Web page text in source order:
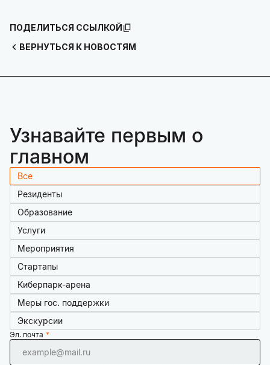
ВЕРНУТЬСЯ К НОВОСТЯМ
ПОДЕЛИТЬСЯ ССЫЛКОЙ
Узнавайте первым о
главном
Все
Резиденты
Образование
Услуги
Мероприятия
Стартапы
Киберпарк-арена
Меры гос. поддержки
Экскурсии
Эл. почта